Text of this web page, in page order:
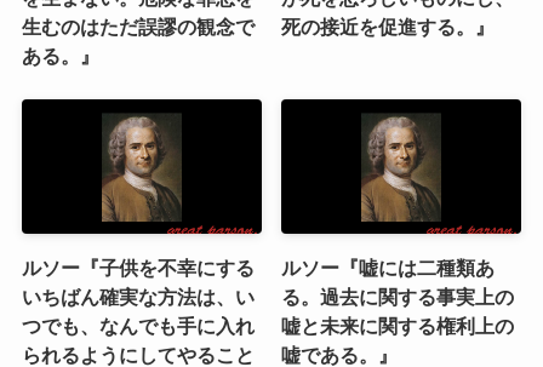
生むのはただ誤謬の観念で
ある。』
死の接近を促進する。』
ルソー『子供を不幸にする
いちばん確実な方法は、い
つでも、なんでも手に入れ
られるようにしてやること
ルソー『嘘には二種類あ
る。過去に関する事実上の
嘘と未来に関する権利上の
嘘である。』